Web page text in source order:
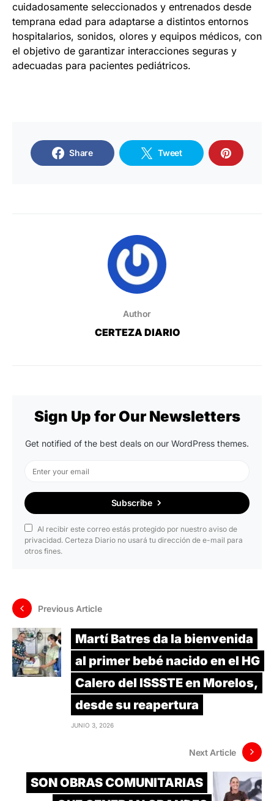
cuidadosamente seleccionados y entrenados desde
temprana edad para adaptarse a distintos entornos
hospitalarios, sonidos, olores y equipos médicos, con
el objetivo de garantizar interacciones seguras y
adecuadas para pacientes pediátricos.
Share Tweet
Author
CERTEZA DIARIO
Sign Up for Our Newsletters
Get notified of the best deals on our WordPress themes.
Subscribe
Al recibir este correo estás protegido por nuestro aviso de
privacidad. Certeza Diario no usará tu dirección de e-mail para
otros fines.
Previous Article
Martí Batres da la bienvenida
al primer bebé nacido en el HG
Calero del ISSSTE en Morelos,
desde su reapertura
JUNIO 3, 2026
Next Article
SON OBRAS COMUNITARIAS